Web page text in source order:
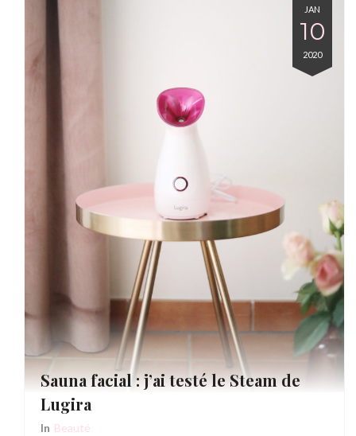
JAN
10
2020
Sauna facial : j’ai testé le Steam de
Lugira
In Beauté